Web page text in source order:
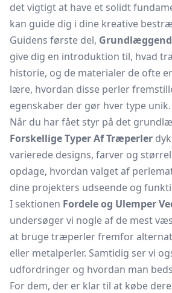
det vigtigt at have et solidt
kan guide dig i dine kreative
Guidens første del,
give dig en introduktion til, hvad
historie, og de materialer de ofte
lære, hvordan disse perler
egenskaber der gør hver type unik.
Når du har fået styr på det
Forskellige Typer Af Træperler
varierede designs, farver og
opdage, hvordan valget af
dine projekters udseende og
I sektionen Fordele og Ulemper
undersøger vi nogle af de mest
at bruge træperler fremfor
eller metalperler. Samtidig ser vi
udfordringer og hvordan man
For dem, der er klar til at købe